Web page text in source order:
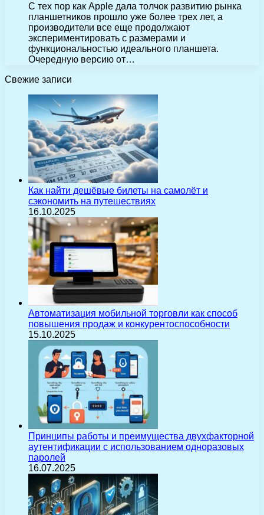
С тех пор как Apple дала толчок развитию рынка
планшетников прошло уже более трех лет, а
производители все еще продолжают
экспериментировать с размерами и
функциональностью идеального планшета.
Очередную версию от…
Свежие записи
Как найти дешёвые билеты на самолёт и
сэкономить на путешествиях
16.10.2025
Автоматизация мобильной торговли как способ
повышения продаж и конкурентоспособности
15.10.2025
Принципы работы и преимущества двухфакторной
аутентификации с использованием одноразовых
паролей
16.07.2025